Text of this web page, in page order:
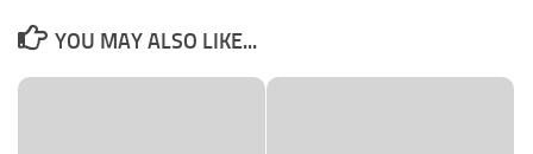
YOU MAY ALSO LIKE...